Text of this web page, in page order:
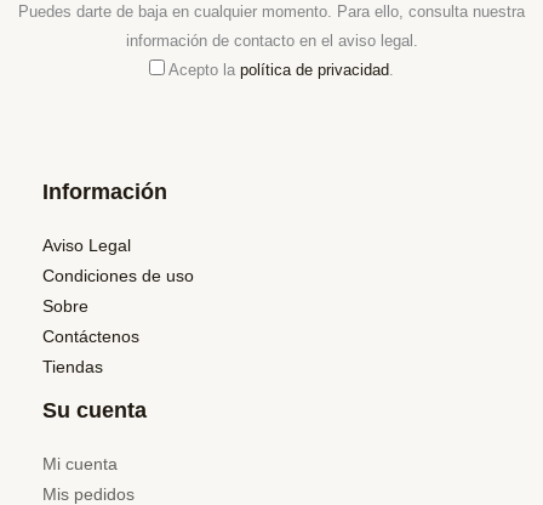
Puedes darte de baja en cualquier momento. Para ello, consulta nuestra
información de contacto en el aviso legal.
Acepto la política de privacidad
Información
Aviso Legal
Condiciones de uso
Sobre
Contáctenos
Tiendas
Su cuenta
Mi cuenta
Mis pedidos